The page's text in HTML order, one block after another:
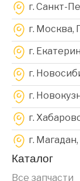
г. Санкт-
г. Москва,
г.
г.
г.
г.
г.
Каталог
Все запчасти